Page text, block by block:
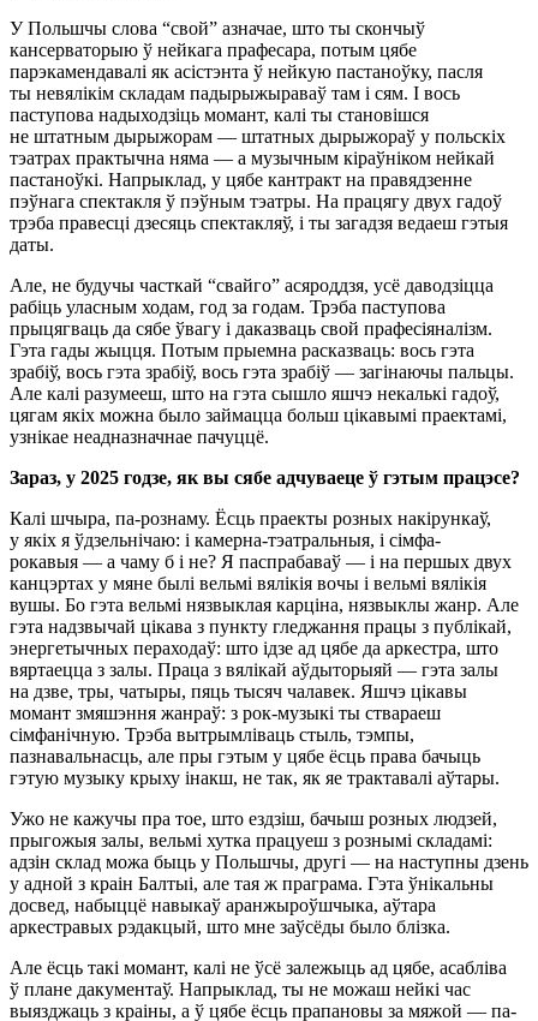
У Польшчы слова “свой” азначае, што ты скончыў
кансерваторыю ў нейкага прафесара, потым цябе
парэкамендавалі як асістэнта ў нейкую пастаноўку, пасля
ты невялікім складам падырыжыраваў там і сям. І вось
паступова надыходзіць момант, калі ты становішся
не штатным дырыжорам — штатных дырыжораў у польскіх
тэатрах практычна няма — а музычным кіраўніком нейкай
пастаноўкі. Напрыклад, у цябе кантракт на правядзенне
пэўнага спектакля ў пэўным тэатры. На працягу двух гадоў
трэба правесці дзесяць спектакляў, і ты загадзя ведаеш гэтыя
даты.
Але, не будучы часткай “свайго” асяроддзя, усё даводзіцца
рабіць уласным ходам, год за годам. Трэба паступова
прыцягваць да сябе ўвагу і даказваць свой прафесіяналізм.
Гэта гады жыцця. Потым прыемна расказваць: вось гэта
зрабіў, вось гэта зрабіў, вось гэта зрабіў — загінаючы пальцы.
Але калі разумееш, што на гэта сышло яшчэ некалькі гадоў,
цягам якіх можна было займацца больш цікавымі праектамі,
узнікае неадназначнае пачуццё.
Зараз, у 2025 годзе, як вы сябе адчуваеце ў гэтым працэсе?
Калі шчыра, па-рознаму. Ёсць праекты розных накірункаў,
у якіх я ўдзельнічаю: і камерна-тэатральныя, і сімфа-
рокавыя — а чаму б і не? Я паспрабаваў — і на першых двух
канцэртах у мяне былі вельмі вялікія вочы і вельмі вялікія
вушы. Бо гэта вельмі нязвыклая карціна, нязвыклы жанр. Але
гэта надзвычай цікава з пункту гледжання працы з публікай,
энергетычных пераходаў: што ідзе ад цябе да аркестра, што
вяртаецца з залы. Праца з вялікай аўдыторыяй — гэта залы
на дзве, тры, чатыры, пяць тысяч чалавек. Яшчэ цікавы
момант змяшэння жанраў: з рок-музыкі ты ствараеш
сімфанічную. Трэба вытрымліваць стыль, тэмпы,
пазнавальнасць, але пры гэтым у цябе ёсць права бачыць
гэтую музыку крыху інакш, не так, як яе трактавалі аўтары.
Ужо не кажучы пра тое, што ездзiш, бачыш розных людзей,
прыгожыя залы, вельмі хутка працуеш з рознымі складамі:
адзін склад можа быць у Польшчы, другі — на наступны дзень
у адной з краін Балтыі, але тая ж праграма. Гэта ўнікальны
досвед, набыццё навыкаў аранжыроўшчыка, аўтара
аркестравых рэдакцый, што мне заўсёды было блізка.
Але ёсць такі момант, калі не ўсё залежыць ад цябе, асабліва
ў плане дакументаў. Напрыклад, ты не можаш нейкі час
выязджаць з краіны, а ў цябе ёсць прапановы за мяжой — па-